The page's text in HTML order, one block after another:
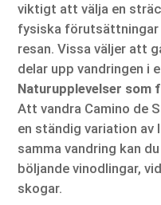
viktigt att välja en
fysiska förutsättningar
resan. Vissa väljer att
delar upp vandringen i
Naturupplevelser som
Att vandra Camino de
en ständig variation av
samma vandring kan
böljande vinodlingar,
skogar.